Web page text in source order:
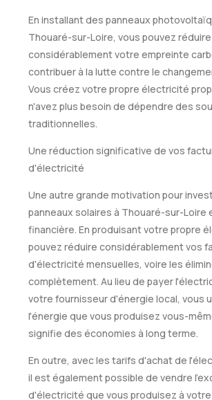
En installant des panneaux
Thouaré-sur-Loire, vous pouvez réduire
considérablement votre empreinte
contribuer à la lutte contre le
Vous créez votre propre électricité
n'avez plus besoin de dépendre des
traditionnelles.
Une réduction significative de vos
d'électricité
Une autre grande motivation pour
panneaux solaires à Thouaré-sur-Loire
financière. En produisant votre propre
pouvez réduire considérablement vos
d'électricité mensuelles, voire les
complètement. Au lieu de payer
votre fournisseur d'énergie local, vous
l'énergie que vous produisez vous-
signifie des économies à long terme.
En outre, avec les tarifs d'achat de
il est également possible de vendre
d'électricité que vous produisez à